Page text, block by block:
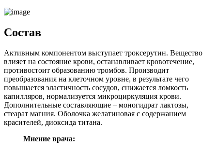
Состав
Активным компонентом выступает троксерутин. Вещество
влияет на состояние крови, останавливает кровотечение,
противостоит образованию тромбов. Производит
преобразования на клеточном уровне, в результате чего
повышается эластичность сосудов, снижается ломкость
капилляров, нормализуется микроциркуляция крови.
Дополнительные составляющие – моногидрат лактозы,
стеарат магния. Оболочка желатиновая с содержанием
красителей, диоксида титана.
Мнение врача: